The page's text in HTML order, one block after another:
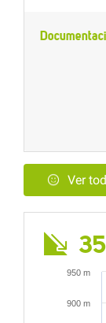
Ver
900 m
950 m